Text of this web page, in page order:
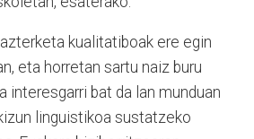
kualitatiboak ere egin
eta horretan sartu naiz buru
interesgarri bat da lan munduan
linguistikoa sustatzeko